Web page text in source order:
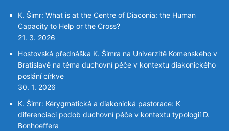
K. Šimr: What is at the Centre of Diaconia: the Human
Capacity to Help or the Cross?
21. 3. 2026
Hostovská přednáška K. Šimra na Univerzitě Komenského v
Bratislavě na téma duchovní péče v kontextu diakonického
poslání církve
30. 1. 2026
K. Šimr: Kérygmatická a diakonická pastorace: K
diferenciaci podob duchovní péče v kontextu typologií D.
Bonhoeffera